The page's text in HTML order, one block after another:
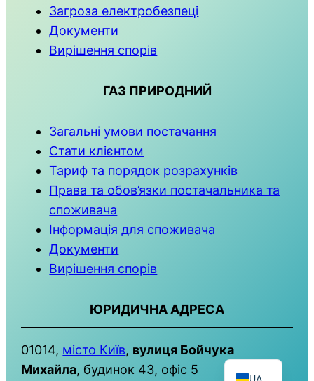
Загроза електробезпеці
Документи
Вирішення спорів
ГАЗ ПРИРОДНИЙ
Загальні умови постачання
Стати клієнтом
Тариф та порядок розрахунків
Права та обов’язки постачальника та
споживача
Інформація для споживача
Документи
Вирішення спорів
ЮРИДИЧНА АДРЕСА
01014, місто Київ, вулиця Бойчука
Михайла, будинок 43, офіс 5
UA